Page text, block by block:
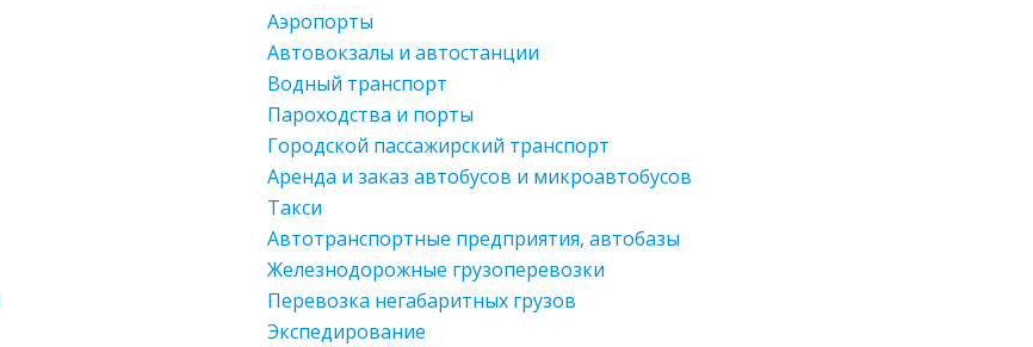
Аэропорты
Автовокзалы и автостанции
Водный транспорт
Пароходства и порты
Городской пассажирский транспорт
Аренда и заказ автобусов и микроавтобусов
Такси
Автотранспортные предприятия, автобазы
Железнодорожные грузоперевозки
Перевозка негабаритных грузов
Экспедирование